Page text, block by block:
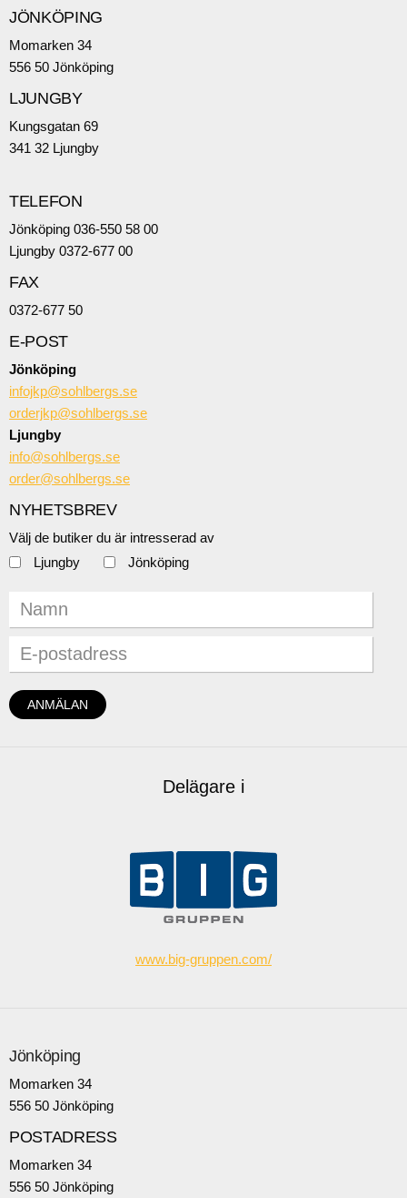
JÖNKÖPING
Momarken 34
556 50 Jönköping
LJUNGBY
Kungsgatan 69
341 32 Ljungby
TELEFON
Jönköping 036-550 58 00
Ljungby 0372-677 00
FAX
0372-677 50
E-POST
Jönköping
infojkp@sohlbergs.se
orderjkp@sohlbergs.se
Ljungby
info@sohlbergs.se
order@sohlbergs.se
NYHETSBREV
Välj de butiker du är intresserad av
Ljungby
Jönköping
Delägare i
www.big-gruppen.com/
Jönköping
Momarken 34
556 50 Jönköping
POSTADRESS
Momarken 34
556 50 Jönköping